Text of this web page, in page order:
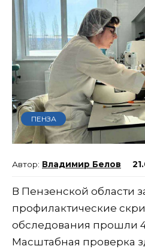
ПЕНЗА
Владимир Белов
В Пензенской области
профилактические
обследования прошли
Масштабная проверка